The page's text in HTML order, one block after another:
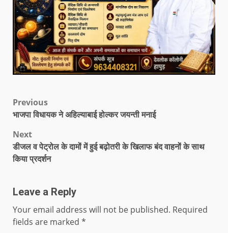
Previous
भाजपा विधायक ने अहिल्याबाई होल्कर जयन्ती मनाई
Next
डीजल व पेट्रोल के दामों में हुई बढ़ोतरी के खिलाफ बंद वाहनों के साथ
किया प्रदर्शन
Leave a Reply
Your email address will not be published. Required
fields are marked *